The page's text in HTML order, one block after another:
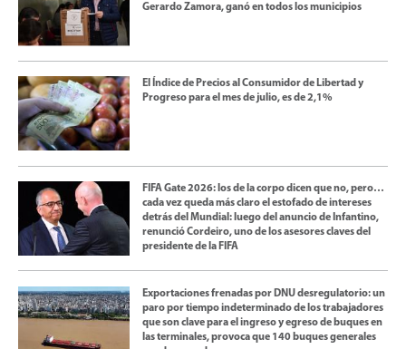
Gerardo Zamora, ganó en todos los municipios
El Índice de Precios al Consumidor de Libertad y
Progreso para el mes de julio, es de 2,1%
FIFA Gate 2026: los de la corpo dicen que no, pero…
cada vez queda más claro el estofado de intereses
detrás del Mundial: luego del anuncio de Infantino,
renunció Cordeiro, uno de los asesores claves del
presidente de la FIFA
Exportaciones frenadas por DNU desregulatorio: un
paro por tiempo indeterminado de los trabajadores
que son clave para el ingreso y egreso de buques en
las terminales, provoca que 140 buques generales